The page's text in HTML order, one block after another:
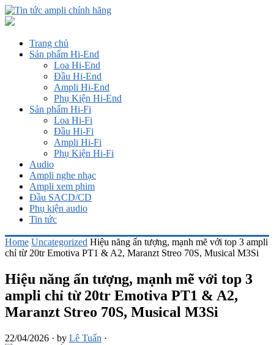
Trang chủ
Sản phẩm Hi-End
Loa Hi-End
Đầu Hi-End
Ampli Hi-End
Phụ Kiện Hi-End
Sản phẩm Hi-Fi
Loa Hi-Fi
Đầu Hi-Fi
Ampli Hi-Fi
Phụ Kiện Hi-Fi
Audio
Ampli nghe nhạc
Ampli xem phim
Đầu SACD/CD
Phụ kiện audio
Tin tức
Home Uncategorized Hiệu năng ấn tượng, mạnh mẽ với top 3 ampli
chỉ từ 20tr Emotiva PT1 & A2, Maranzt Streo 70S, Musical M3Si
Hiệu năng ấn tượng, mạnh mẽ với top 3
ampli chỉ từ 20tr Emotiva PT1 & A2,
Maranzt Streo 70S, Musical M3Si
22/04/2026 · by Lê Tuấn ·